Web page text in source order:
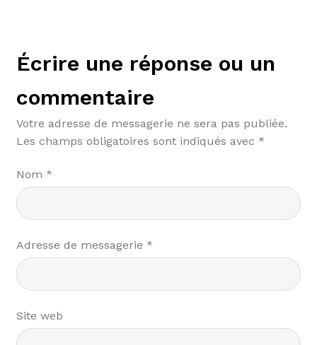
Écrire une réponse ou un
commentaire
Votre adresse de messagerie ne sera pas publiée.
Les champs obligatoires sont indiqués avec *
Nom *
Adresse de messagerie *
Site web